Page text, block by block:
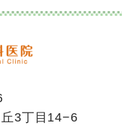
3丁目14−6